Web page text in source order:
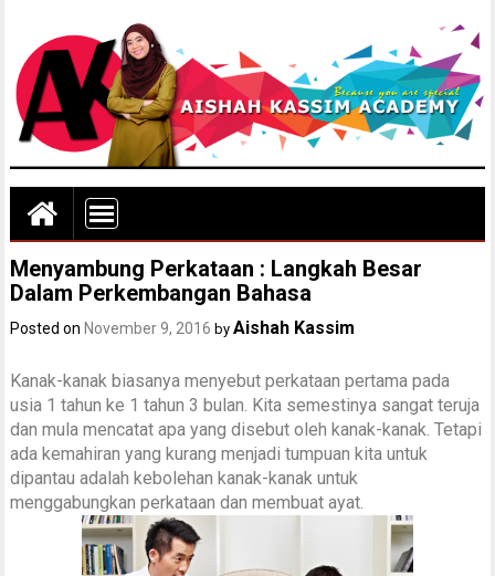
Menyambung Perkataan : Langkah Besar
Dalam Perkembangan Bahasa
Posted on November 9, 2016 byAishah Kassim
Kanak-kanak biasanya menyebut perkataan pertama pada
usia 1 tahun ke 1 tahun 3 bulan. Kita semestinya sangat teruja
dan mula mencatat apa yang disebut oleh kanak-kanak. Tetapi
ada kemahiran yang kurang menjadi tumpuan kita untuk
dipantau adalah kebolehan kanak-kanak untuk
menggabungkan perkataan dan membuat ayat.